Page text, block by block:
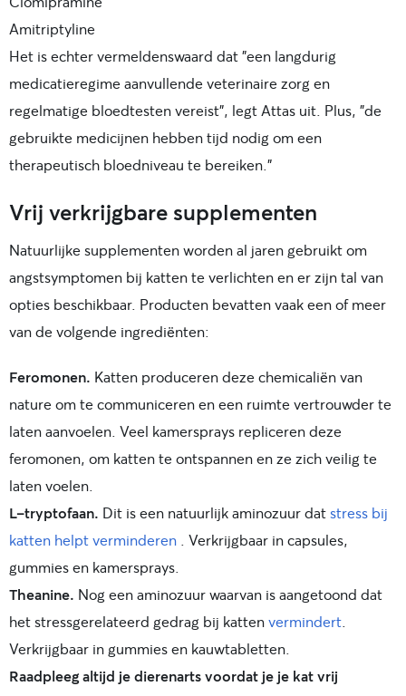
Amitriptyline
Het is echter vermeldenswaard dat "een langdurig
medicatieregime aanvullende veterinaire zorg en
regelmatige bloedtesten vereist", legt Attas uit. Plus, "de
gebruikte medicijnen hebben tijd nodig om een
therapeutisch bloedniveau te bereiken."
Vrij verkrijgbare supplementen
Natuurlijke supplementen worden al jaren gebruikt om
angstsymptomen bij katten te verlichten en er zijn tal van
opties beschikbaar. Producten bevatten vaak een of meer
van de volgende ingrediënten:
Feromonen. Katten produceren deze chemicaliën van
nature om te communiceren en een ruimte vertrouwder te
laten aanvoelen. Veel kamersprays repliceren deze
feromonen, om katten te ontspannen en ze zich veilig te
laten voelen.
L-tryptofaan. Dit is een natuurlijk aminozuur datstress bij
katten helpt verminderen . Verkrijgbaar in capsules,
gummies en kamersprays.
Theanine. Nog een aminozuur waarvan is aangetoond dat
het stressgerelateerd gedrag bij kattenvermindert
Verkrijgbaar in gummies en kauwtabletten.
Raadpleeg altijd je dierenarts voordat je je kat vrij